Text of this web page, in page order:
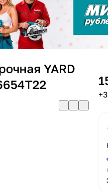
YARD